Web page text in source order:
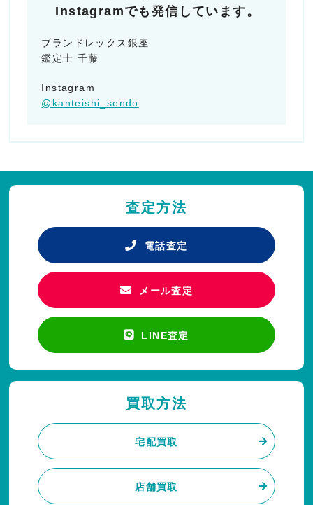
Instagramでも発信しています。
ブランドレックス銀座
鑑定士 千藤
Instagram
@kanteishi_sendo
査定方法
電話査定
メール査定
LINE査定
買取方法
宅配買取
店舗買取